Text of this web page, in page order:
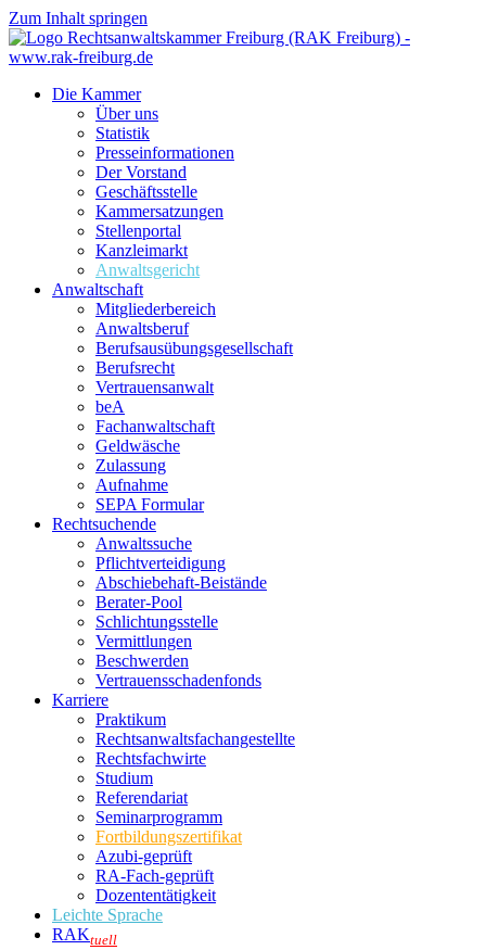
Zum Inhalt springen
Die Kammer
Über uns
Statistik
Presseinformationen
Der Vorstand
Geschäftsstelle
Kammersatzungen
Stellenportal
Kanzleimarkt
Anwaltsgericht
Anwaltschaft
Mitgliederbereich
Anwaltsberuf
Berufsausübungs­gesellschaft
Berufsrecht
Vertrauensanwalt
beA
Fachanwaltschaft
Geldwäsche
Zulassung
Aufnahme
SEPA Formular
Rechtsuchende
Anwaltssuche
Pflichtverteidigung
Abschiebehaft-Beistände
Berater-Pool
Schlichtungsstelle
Vermittlungen
Beschwerden
Vertrauensschadenfonds
Karriere
Praktikum
Rechtsanwalts­fachangestellte
Rechtsfachwirte
Studium
Referendariat
Seminarprogramm
Fortbildungszertifikat
Azubi-geprüft
RA-Fach-geprüft
Dozententätigkeit
Leichte Sprache
RAKtuell